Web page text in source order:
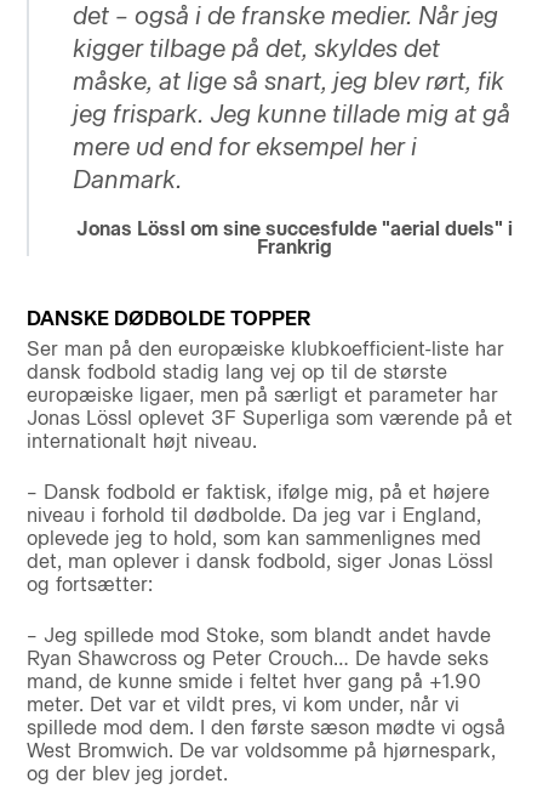
det – også i de franske medier. Når jeg
kigger tilbage på det, skyldes det
måske, at lige så snart, jeg blev rørt, fik
jeg frispark. Jeg kunne tillade mig at gå
mere ud end for eksempel her i
Danmark.
Jonas Lössl om sine succesfulde "aerial duels" i
Frankrig
DANSKE DØDBOLDE TOPPER
Ser man på den europæiske klubkoefficient-liste har
dansk fodbold stadig lang vej op til de største
europæiske ligaer, men på særligt et parameter har
Jonas Lössl oplevet 3F Superliga som værende på et
internationalt højt niveau.
– Dansk fodbold er faktisk, ifølge mig, på et højere
niveau i forhold til dødbolde. Da jeg var i England,
oplevede jeg to hold, som kan sammenlignes med
det, man oplever i dansk fodbold, siger Jonas Lössl
og fortsætter:
– Jeg spillede mod Stoke, som blandt andet havde
Ryan Shawcross og Peter Crouch… De havde seks
mand, de kunne smide i feltet hver gang på +1.90
meter. Det var et vildt pres, vi kom under, når vi
spillede mod dem. I den første sæson mødte vi også
West Bromwich. De var voldsomme på hjørnespark,
og der blev jeg jordet.